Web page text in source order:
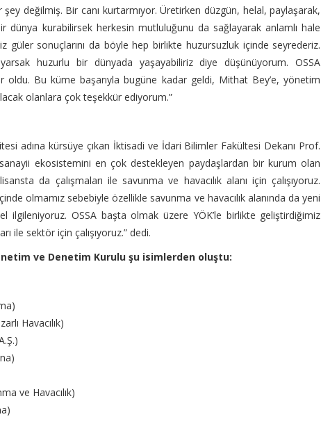
şey değilmiş. Bir canı kurtarmıyor. Üretirken düzgün, helal, paylaşarak,
dünya kurabilirsek herkesin mutluluğunu da sağlayarak anlamlı hale
güler sonuçlarını da böyle hep birlikte huzursuzluk içinde seyrederiz.
huzurlu bir dünyada yaşayabiliriz diye düşünüyorum. OSSA
Bu küme başarıyla bugüne kadar geldi, Mithat Bey’e, yönetim
olanlara çok teşekkür ediyorum.”
adına kürsüye çıkan İktisadi ve İdari Bilimler Fakültesi Dekanı Prof.
ekosistemini en çok destekleyen paydaşlardan bir kurum olan
da çalışmaları ile savunma ve havacılık alanı için çalışıyoruz.
olmamız sebebiyle özellikle savunma ve havacılık alanında da yeni
ilgileniyoruz. OSSA başta olmak üzere YÖK’le birlikte geliştirdiğimiz
ile sektör için çalışıyoruz.” dedi.
ve Denetim Kurulu şu isimlerden oluştu:
Havacılık)
ve Havacılık)